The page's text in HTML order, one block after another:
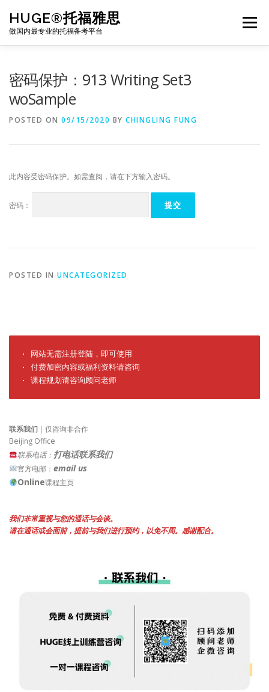
content
HUGE®托福雅思
做国内最专业的托福备考平台
Menu
密码保护：913 Writing Set3
woSample
POSTED ON 09/15/2020 BY CHINGLING FUNG
此内容受密码保护。如需查阅，请在下方输入密码。
密码：
POSTED IN UNCATEGORIZED
· 网站无需注册登陆，即可使用
· 付费加密内容或福利资料请咨询
· 课程规划请咨询顾问老师
联系我们 ｜仅咨询非合作
Beijing Office
联系电话： 打电话联系我们
官方电邮： email us
Online课程主页
我们非常重视与您的通话与会谈。
请在通话或会面前，提前与我们进行预约，以免不周。感谢配合。